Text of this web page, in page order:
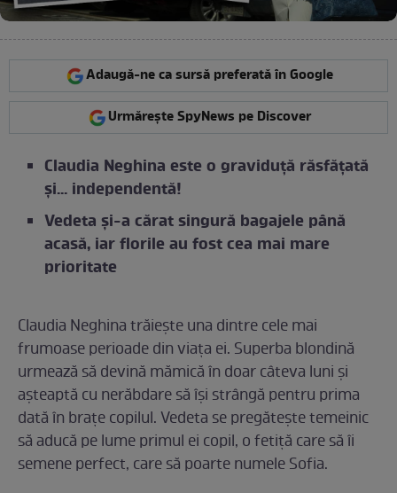
Adaugă-ne ca sursă preferată în Google
Urmărește SpyNews pe Discover
Claudia Neghina este o graviduță răsfățată
și… independentă!
Vedeta și-a cărat singură bagajele până
acasă, iar florile au fost cea mai mare
prioritate
Claudia Neghina trăiește una dintre cele mai
frumoase perioade din viața ei. Superba blondină
urmează să devină mămică în doar câteva luni și
așteaptă cu nerăbdare să își strângă pentru prima
dată în brațe copilul. Vedeta se pregătește temeinic
să aducă pe lume primul ei copil, o fetiță care să îi
semene perfect, care să poarte numele Sofia.